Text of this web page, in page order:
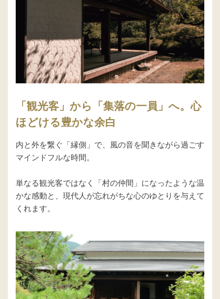
「観光客」から「集落の一員」へ。心
ほどける豊かな余白
内と外を繋ぐ「縁側」で、風の音を聞きながら過ごす
マインドフルな時間。
単なる観光客ではなく「村の仲間」になったような温
かな感動と、現代人が忘れがちな心のゆとりを与えて
くれます。